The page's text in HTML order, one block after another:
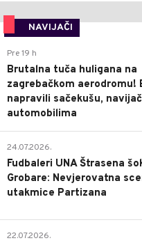
NAVIJAČI
Pre 19 h
Brutalna tuča huligana na
zagrebačkom aerodromu!
napravili sačekušu,
automobilima
24.07.2026.
Fudbaleri UNA Štrasena
Grobare: Nevjerovatna
utakmice Partizana
22.07.2026.